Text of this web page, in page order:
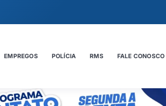
EMPREGOS POLÍCIA RMS FALE CONOSCO